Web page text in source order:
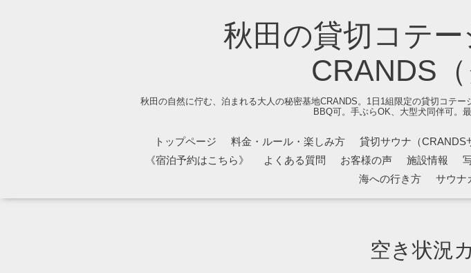
秋田の貸切コテ
CRANDS（
秋田の自然に佇む、泊まれる大人の秘密基地CRANDS。1日1組限定の貸切コテ
BBQ可。手ぶらOK、大型犬同伴可。
トップページ 料金・ルール・楽しみ方 貸切サウナ（CRANDS
《宿泊予約はこちら》
よくある質問 お客様の声 施設情報
海への行き方
サウナ
空き状況